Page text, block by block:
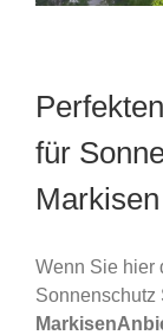
für
Wenn Sie hier
Sonnenschutz